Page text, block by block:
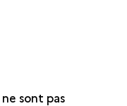
sont pas